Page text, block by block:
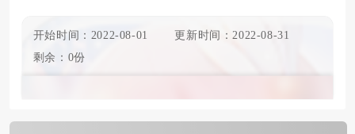
开始时间：2022-08-01
更新时间：2022-08-31
剩余：0份